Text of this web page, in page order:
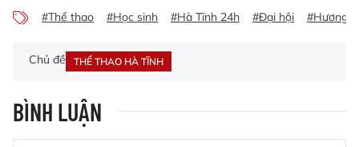
#Thể thao #Học sinh #Hà Tĩnh 24h #Đại hội #Hương
Chủ đề THỂ THAO HÀ TĨNH
BÌNH LUẬN